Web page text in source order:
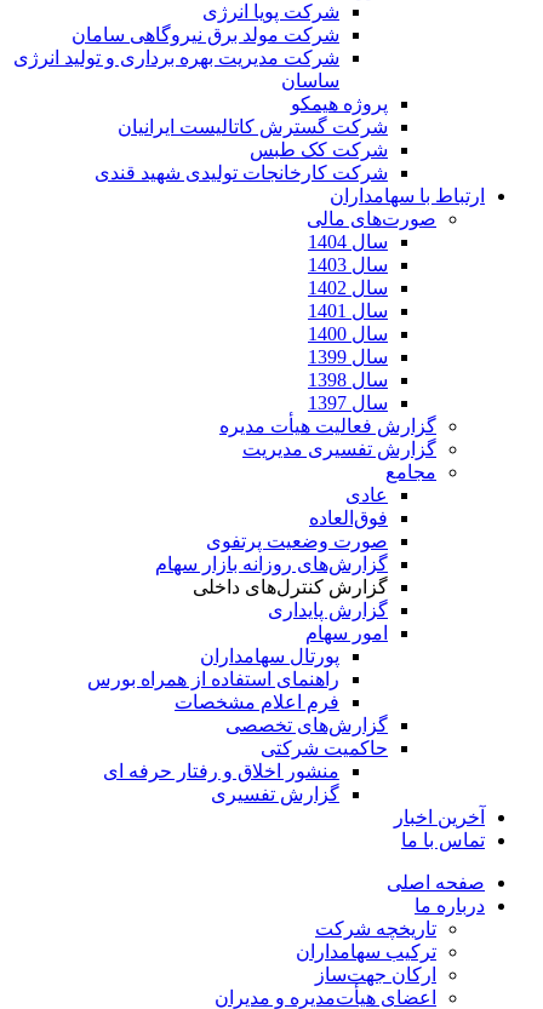
شرکت پویا انرژی
شرکت مولد برق نیروگاهی سامان
شرکت مدیریت بهره برداری و تولید انرژی
ساسان
پروژه هیمکو
شرکت گسترش کاتالیست ایرانیان
شرکت کک طبس
شرکت کارخانجات تولیدی شهید قندی
ارتباط با سهامداران
صورت‌های مالی
سال 1404
سال 1403
سال 1402
سال 1401
سال 1400
سال 1399
سال 1398
سال 1397
گزارش فعالیت هیأت مدیره
گزارش تفسیری مدیریت
مجامع
عادی
فوق‌العاده
صورت وضعیت پرتفوی
گزارش‌های روزانه بازار سهام
گزارش کنترل‌های داخلی
گزارش پایداری
امور سهام
پورتال سهامداران
راهنمای استفاده از همراه بورس
فرم اعلام مشخصات
گزارش‌های تخصصی
حاکمیت شرکتی
منشور اخلاق و رفتار حرفه­ ای
گزارش تفسیری
آخرین اخبار
تماس با ما
صفحه اصلی
درباره ما
تاریخچه شرکت
ترکیب سهامداران
ارکان جهت‌ساز
اعضای هیأت‌مدیره و مدیران